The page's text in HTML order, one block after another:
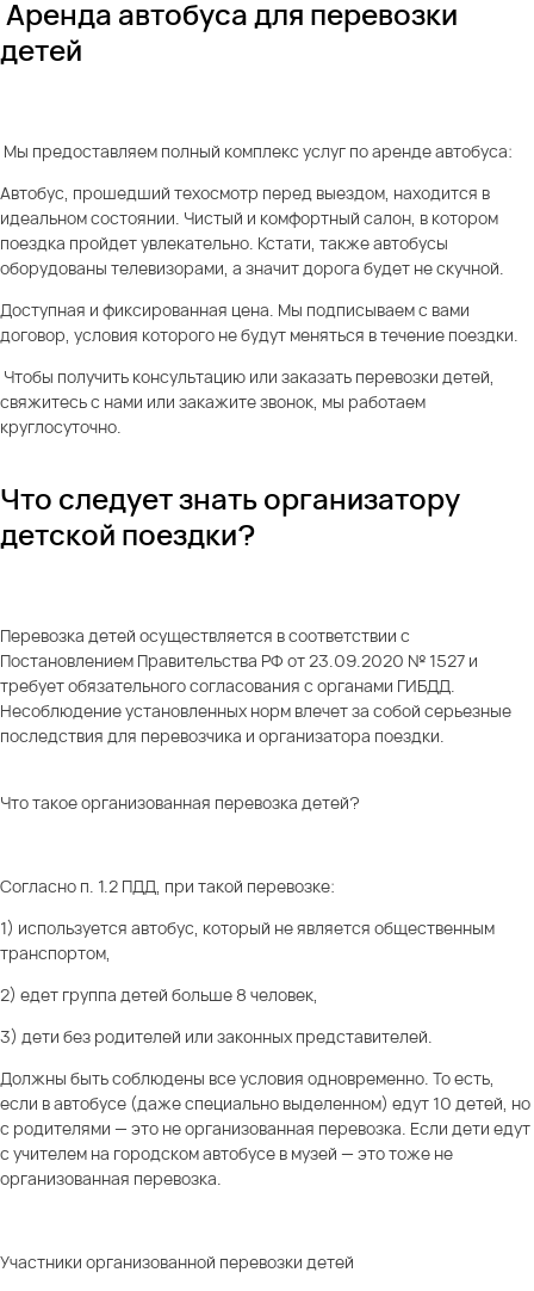
Аренда автобуса для перевозки
детей
Мы предоставляем полный комплекс услуг по аренде автобуса:
Автобус, прошедший техосмотр перед выездом, находится в
идеальном состоянии. Чистый и комфортный салон, в котором
поездка пройдет увлекательно. Кстати, также автобусы
оборудованы телевизорами, а значит дорога будет не скучной.
Доступная и фиксированная цена. Мы подписываем с вами
договор, условия которого не будут меняться в течение поездки.
Чтобы получить консультацию или заказать перевозки детей,
свяжитесь с нами или закажите звонок, мы работаем
круглосуточно.
Что следует знать организатору
детской поездки?
Перевозка детей осуществляется в соответствии с
Постановлением Правительства РФ от 23.09.2020 № 1527 и
требует обязательного согласования с органами ГИБДД.
Несоблюдение установленных норм влечет за собой серьезные
последствия для перевозчика и организатора поездки.
Что такое организованная перевозка детей?
Согласно п. 1.2 ПДД, при такой перевозке:
1) используется автобус, который не является общественным
транспортом,
2) едет группа детей больше 8 человек,
3) дети без родителей или законных представителей.
Должны быть соблюдены все условия одновременно. То есть,
если в автобусе (даже специально выделенном) едут 10 детей, но
с родителями — это не организованная перевозка. Если дети едут
с учителем на городском автобусе в музей — это тоже не
организованная перевозка.
Участники организованной перевозки детей